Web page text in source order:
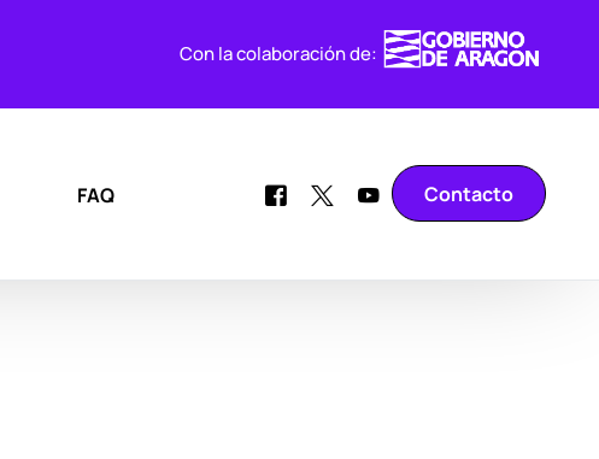
Con la colaboración de:
FAQ Contacto